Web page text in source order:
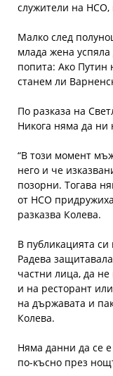
служители на НСО,
Малко след
млада жена
попита: Ако
станем ли
По разказа на
Никога няма да ни
“В този момент
него и че
позорни. Тогава
от НСО
разказва Колева.
В публикацията си
Радева
частни лица, да не
и на ресторант
на държавата и
Колева.
Няма данни да се
по-късно през